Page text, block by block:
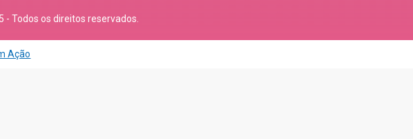
Todos os direitos reservados.
Ação